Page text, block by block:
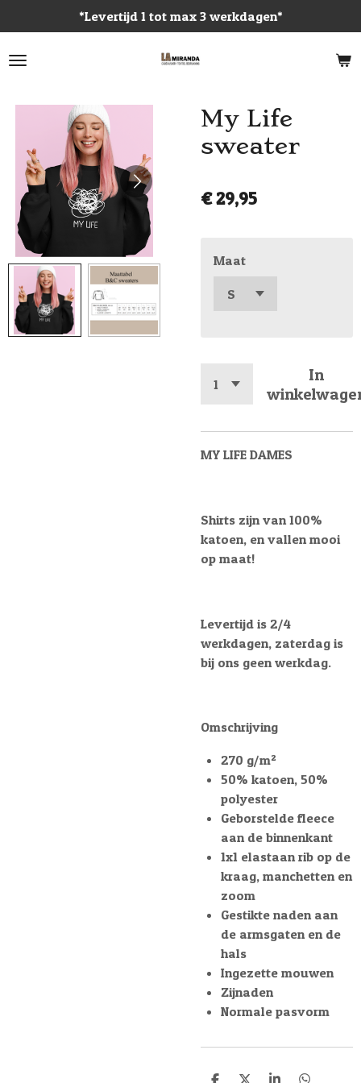
direct
naar
*Levertijd 1 tot max 3 werkdagen*
My Life
sweater
€ 29,95
Maat
In
MY LIFE DAMES
Shirts zijn van 100%
katoen, en vallen mooi
op maat!
Levertijd is 2/4
werkdagen, zaterdag is
bij ons geen werkdag.
Omschrijving
270 g/m²
50% katoen, 50%
polyester
Geborstelde fleece
aan de binnenkant
1x1 elastaan rib op de
kraag, manchetten en
zoom
Gestikte naden aan
de armsgaten en de
hals
Ingezette mouwen
Zijnaden
Normale pasvorm